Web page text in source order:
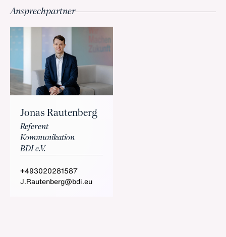
Ansprechpartner
Jonas Rautenberg
Referent
Kommunikation
BDI e.V.
+493020281587
J.Rautenberg@bdi.eu